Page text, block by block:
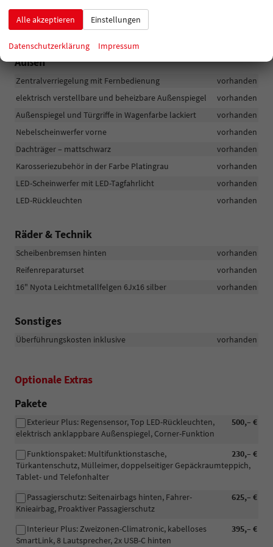
Berganfahrassistent
6x Airbags – 2x vorne, 2x vorne seitlich, 2x Kopf
Außen
Zentralverriegelung mit Fernbedienung
vorhanden
elektrisch verstellbare und beheizbare Außenspiegel
vorhanden
Außenspiegel und Türgriffe in Wagenfarbe lackiert
vorhanden
Nebelscheinwerfer vorne
vorhanden
Dachträger – mattschwarz
vorhanden
Karosseriezubehör in der Farbe Platingrau
vorhanden
LED-Scheinwerfer mit LED-Tagfahrlicht
vorhanden
LED-Rückleuchten
vorhanden
Räder & Technik
Scheibenbremsen hinten
vorhanden
Reifenreparaturset
vorhanden
16" Nyota Leichtmetallfelgen 6Jx16 silber
vorhanden
Sonstiges
Überführungskosten inklusive vorhanden
Optionale Extras
Pakete
500,– €
Exterieur Plus: Regensensor, Top LED-Rückleuchten,
elektrisch anklappbare Außenspiegel, Corner-Funktion
230,– €
Funktionspaket: Multifunktionstasche,
Türkantenschutz, Mülleimer, doppelseitiger Gepäckraumteppich,
Tablet- und Telefonhalter
625,– €
Passagierschutz: Seitenairbags hinten, Fahrer-
Knieairbag, Proaktiver Passagierschutz
395,– €
Interieur Plus: Zweizonen-Climatronic, kabelloses
SmartLink, 8 Lautsprecher, 2x USB-C hinten
Alle akzeptieren Einstellungen
Datenschutzerklärung Impressum